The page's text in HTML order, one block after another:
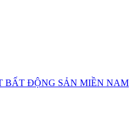
BẤT ĐỘNG SẢN MIỀN NAM